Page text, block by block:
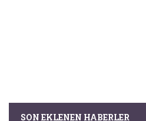
SON EKLENEN HABERLER